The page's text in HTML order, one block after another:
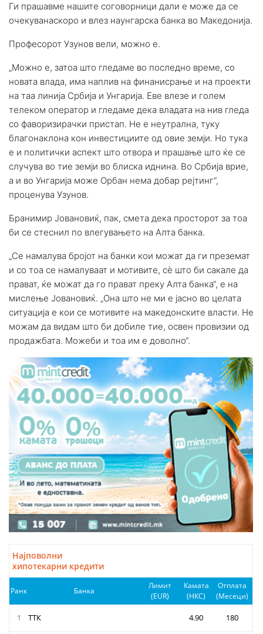
Ги прашавме нашите соговорници дали е може да се
очекуванаскоро и влез наунгарска банка во Македонија.
Професорот Узунов вели, можно е.
„Можно е, затоа што гледаме во последно време, со
новата влада, има наплив на финанисрање и на проекти
на таа линија Србија и Унгарија. Еве влезе и голем
телеком оператор и гледаме дека владата на нив гледа
со фаворизирачки пристап. Не е неутрална, туку
благонаклона кон инвестициите од овие земји. Но тука
е и политички аспект што отвора и прашање што ќе се
случува во тие земји во блиска иднина. Во Србија врие,
а и во Унгарија може Орбан нема добар рејтинг“,
проценува Узунов.
Бранимир Јовановиќ, пак, смета дека просторот за тоа
би се стеснил по влегувањето на Алта банка.
„Се намалува бројот на банки кои можат да ги преземат
и со тоа се намалуваат и мотивите, сè што би сакале да
прават, ќе можат да го прават преку Алта банка“, е на
мислење Јовановиќ. „Она што не ми е јасно во целата
ситуација е кои се мотивите на македонските власти. Не
можам да видам што би добиле тие, освен провизии од
продажбата. Можеби и тоа им е доволно“.